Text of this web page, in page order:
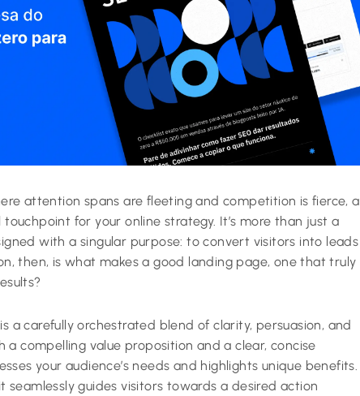
attention spans are fleeting and competition is fierce, a
for your online strategy. It’s more than just a
with a singular purpose: to convert visitors into leads
then, is what makes a good landing page, one that truly
a carefully orchestrated blend of clarity, persuasion, and
compelling value proposition and a clear, concise
your audience’s needs and highlights unique benefits.
seamlessly guides visitors towards a desired action